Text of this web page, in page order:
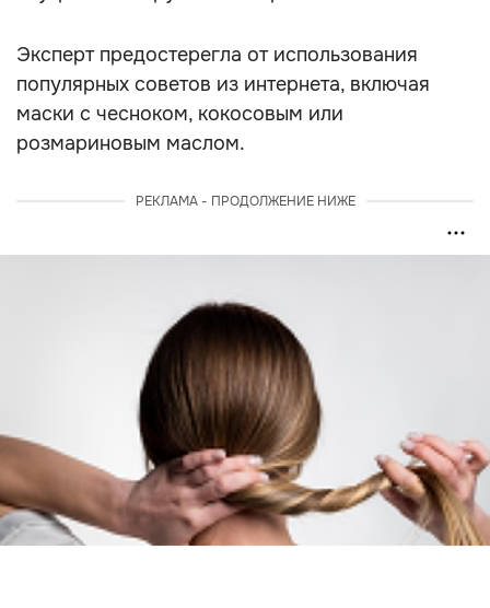
Эксперт предостерегла от использования
популярных советов из интернета, включая
маски с чесноком, кокосовым или
розмариновым маслом.
РЕКЛАМА - ПРОДОЛЖЕНИЕ НИЖЕ